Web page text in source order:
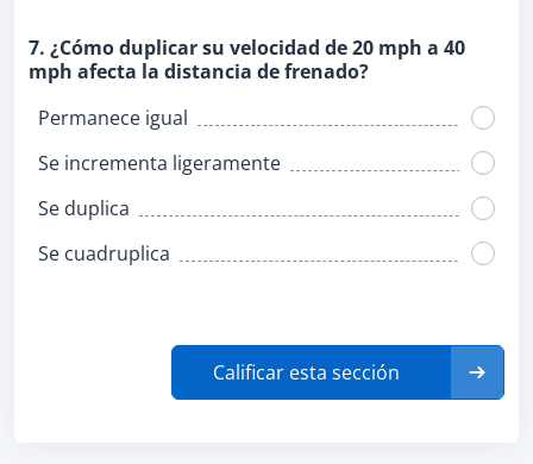
7. ¿Cómo duplicar su velocidad de 20 mph a 40
mph afecta la distancia de frenado?
Permanece igual
Se incrementa ligeramente
Se duplica
Se cuadruplica
Calificar esta sección